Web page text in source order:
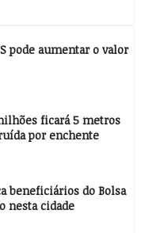
pode aumentar o valor
ficará 5 metros
por enchente
beneficiários do Bolsa
nesta cidade